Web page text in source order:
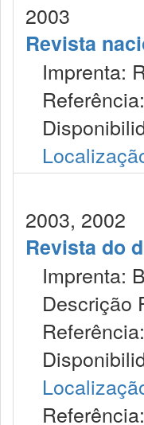
2003
Revista
Imprenta:
2003, 2002
Revista do
Imprenta:
Descrição